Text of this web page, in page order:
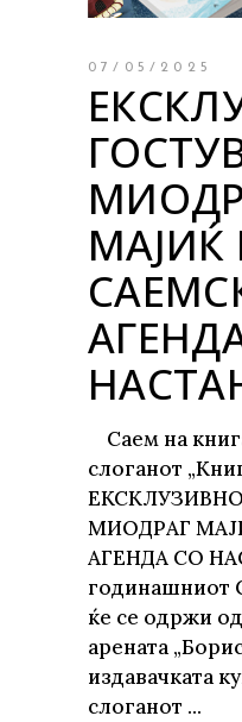
07/05/2025
МАЈИЌ
Саем на
слоганот
МИОДРАГ
АГЕНДА СО
годинашниот
ќе се одржи
арената
издавачката
слоганот